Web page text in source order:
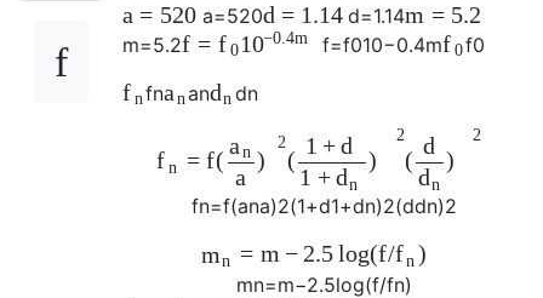
a = 520 a=520d = 1.14 d=1.14m = 5.2
m=5.2f = f 010−0.4m f=f010−0.4mf 0f0
f nfna nand n dn
f n = f(
a n
a
)
2
(
1 + d
1 + dn
)
2
(
d
dn
)
2
fn=f(ana)2(1+d1+dn)2(ddn)2
m n = m − 2.5log(f/fn )
mn=m−2.5log(f/fn)